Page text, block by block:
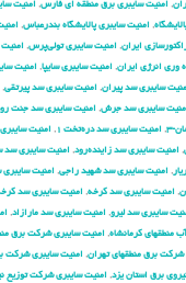
, امنیت سایبری برق منطقه ای فارس, امنیت
, امنیت سایبری پالایشگاه بندرعباس,
ایران, امنیت سایبری تولی‌پرس, امنیت
وری انرژی ایران, امنیت سایبری سایپا, امنیت
سایبری سد پیران, امنیت سایبری سد پیرتقی,
سایبری سد جرش, امنیت سایبری سد جنت
۳ , امنیت سایبری سد دره‌تخت ۱ , امنیت
, امنیت سایبری سد زاینده‌رود, امنیت سایبری سد
, امنیت سایبری سد شهید راجی, امنیت سایبری
, امنیت سایبری سد کرخه, امنیت سایبری سد
سایبری سد لیرو, امنیت سایبری سد مارازاد,
منطقهای كرمانشاه, امنیت سایبری شركت برق
شركت برق منطقهای تهران, امنیت سایبری شركت
برق استان یزد, امنیت سایبری شركت توزیع